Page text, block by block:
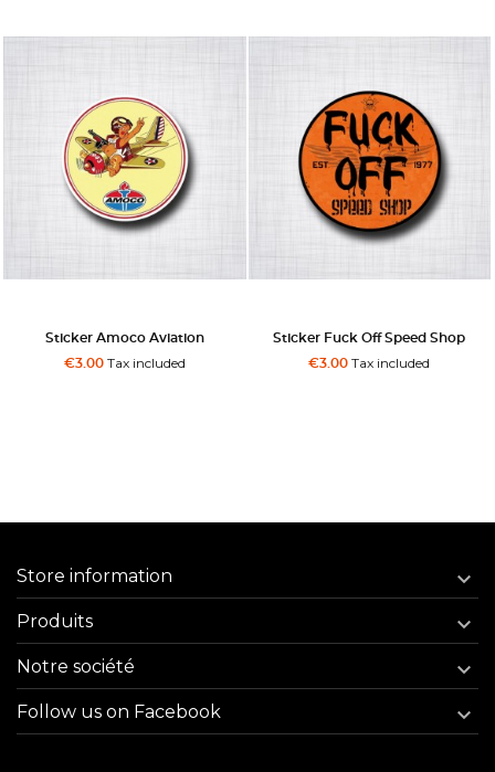
Sticker Amoco Aviation
€3.00Tax included
Sticker Fuck Off Speed Shop
€3.00 Tax included
Store information 
Produits 
Notre société 
Follow us on Facebook 